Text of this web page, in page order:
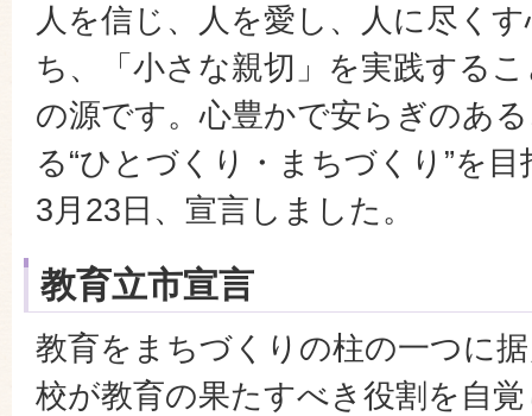
人を信じ、人を愛し、人に尽く
ち、「小さな親切」を実践する
の源です。心豊かで安らぎのあ
る“ひとづくり・まちづくり”を
3月23日、宣言しました。
教育立市宣言
教育をまちづくりの柱の一つに
校が教育の果たすべき役割を自